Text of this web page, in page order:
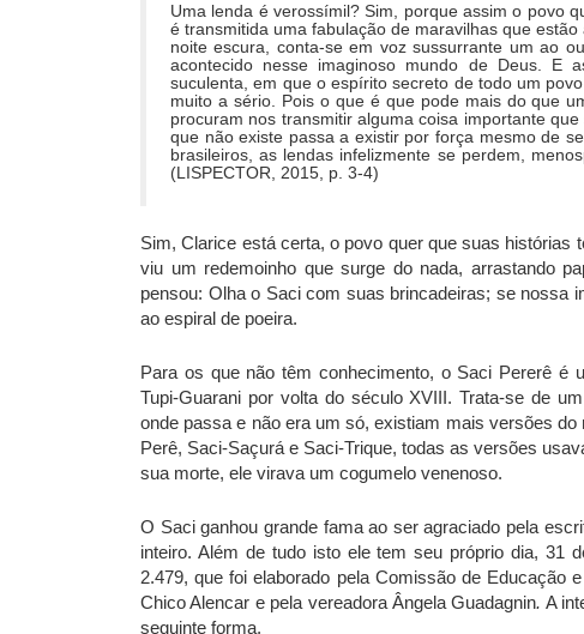
Uma lenda é verossímil? Sim, porque assim o povo
é transmitida uma fabulação de maravilhas que
noite escura, conta-se em voz sussurrante um ao
acontecido nesse imaginoso mundo de Deus. E
suculenta, em que o espírito secreto de todo um
muito a sério. Pois o que é que pode mais do que
procuram nos transmitir alguma coisa importante
que não existe passa a existir por força mesmo de
brasileiros, as lendas infelizmente se perdem,
(LISPECTOR, 2015, p. 3-4)
Sim, Clarice está certa, o povo quer que suas
viu um redemoinho que surge do nada, arrastando
pensou: Olha o Saci com suas brincadeiras; se nossa
ao espiral de poeira.
Para os que não têm conhecimento, o Saci Pererê é
Tupi-Guarani por volta do século XVIII. Trata-se de
onde passa e não era um só, existiam mais versões
Perê, Saci-Saçurá e Saci-Trique, todas as versões
sua morte, ele virava um cogumelo venenoso.
O Saci ganhou grande fama ao ser agraciado pela
inteiro. Além de tudo isto ele tem seu próprio dia, 31
2.479, que foi elaborado pela Comissão de Educação
Chico Alencar e pela vereadora Ângela Guadagnin. A
seguinte forma,